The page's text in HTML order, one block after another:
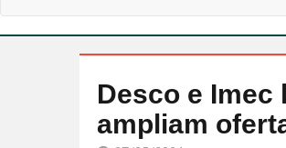
Desco e Imec
ampliam